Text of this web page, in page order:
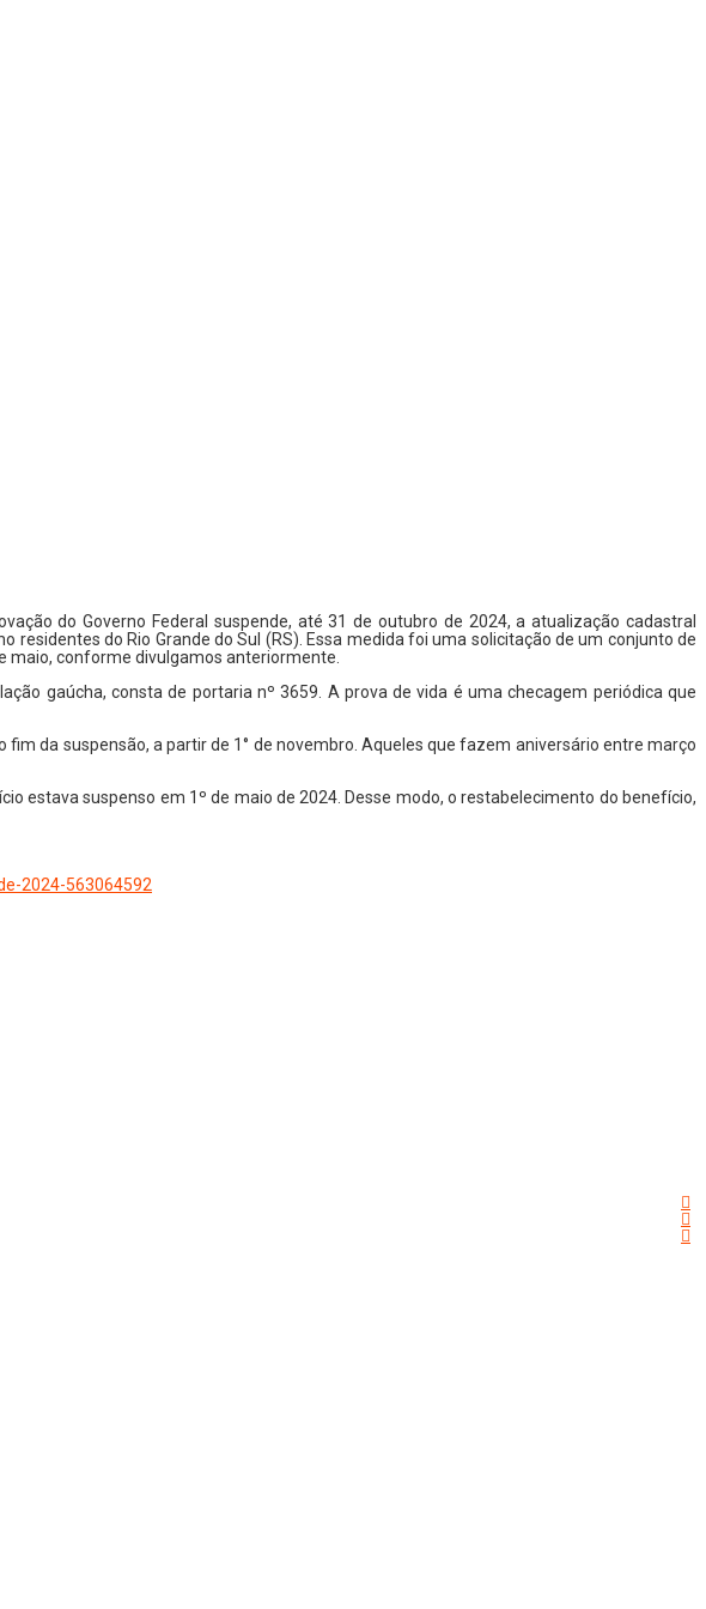
do Governo Federal suspende, até 31 de outubro de 2024, a atualização cadastral
do Rio Grande do Sul (RS). Essa medida foi uma solicitação de um conjunto de
maio, conforme divulgamos anteriormente.
gaúcha, consta de portaria nº 3659. A prova de vida é uma checagem periódica que
da suspensão, a partir de 1° de novembro. Aqueles que fazem aniversário entre março
estava suspenso em 1º de maio de 2024. Desse modo, o restabelecimento do benefício,
2024-563064592